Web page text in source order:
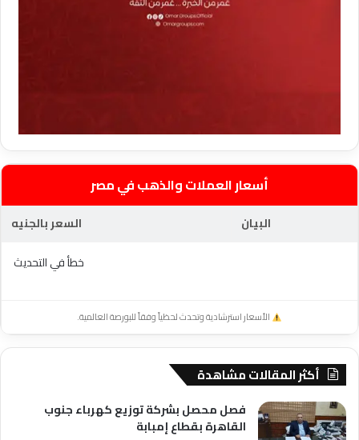
أسعار العملات والذهب في مصر
البيان
السعر بالجنيه
خطأ في التحديث
الأسعار استرشادية وتحدث لحظياً وفقاً للبورصة العالمية.
أكثر المقالات مشاهدة
فصل محصل بشركة توزيع كهرباء جنوب
القاهرة بقطاع إمبابة